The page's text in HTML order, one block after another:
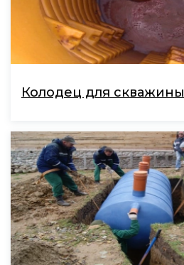
Колодец для скважины